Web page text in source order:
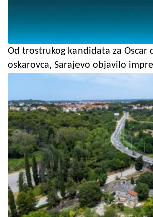
Od trostrukog kandidata za Oscar
oskarovca, Sarajevo objavilo